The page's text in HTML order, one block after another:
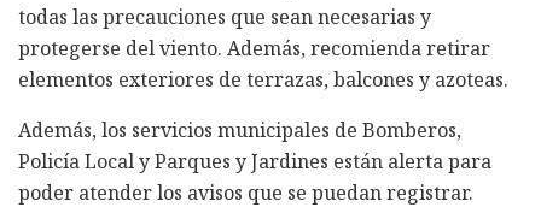
todas las precauciones que sean necesarias y
protegerse del viento. Además, recomienda retirar
elementos exteriores de terrazas, balcones y azoteas.
Además, los servicios municipales de Bomberos,
Policía Local y Parques y Jardines están alerta para
poder atender los avisos que se puedan registrar.